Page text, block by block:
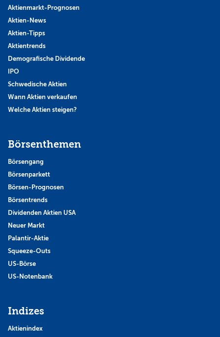
Aktienmarkt-Prognosen
Aktien-News
Aktien-Tipps
Aktientrends
Demografische Dividende
IPO
Schwedische Aktien
Wann Aktien verkaufen
Welche Aktien steigen?
Börsenthemen
Börsengang
Börsenparkett
Börsen-Prognosen
Börsentrends
Dividenden Aktien USA
Neuer Markt
Palantir-Aktie
Squeeze-Outs
US-Börse
US-Notenbank
Indizes
Aktienindex